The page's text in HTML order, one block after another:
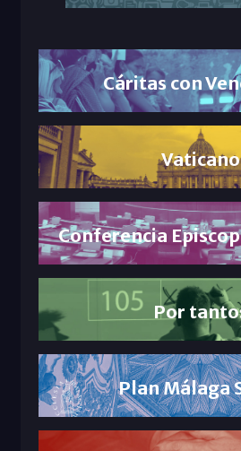
Cáritas con
Vaticano
Conferencia
Por
Plan Málaga